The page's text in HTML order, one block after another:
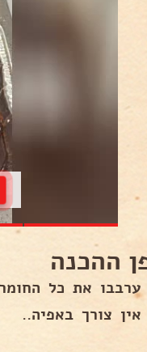
ההכנה
ערבבו את כל
אין צורך באפיה..